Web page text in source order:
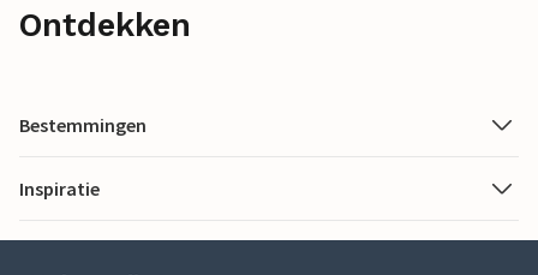
Ontdekken
Bestemmingen
Inspiratie